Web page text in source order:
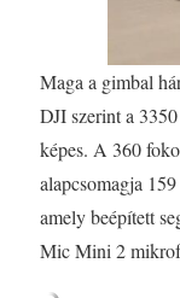
Maga a gimbal
DJI szerint a
képes. A 360
alapcsomagja
amely beépített
Mic Mini 2